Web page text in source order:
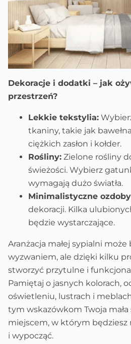
Dekoracje i dodatki – jak
przestrzeń?
Lekkie tekstylia:
tkaniny, takie jak
ciężkich zasłon i kołder.
Rośliny: Zielone rośliny
świeżości. Wybierz
wymagają dużo światła.
Minimalistyczne
dekoracji. Kilka
będzie wystarczające.
Aranżacja małej sypialni
wyzwaniem, ale dzięki kilku
stworzyć przytulne i
Pamiętaj o jasnych kolorach,
oświetleniu, lustrach i
tym wskazówkom Twoja
miejscem, w którym będziesz
i wypocząć.